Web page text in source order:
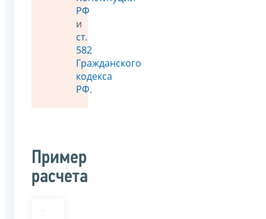
РФ
и
ст.
582
Гражданского
кодекса
РФ.
Пример
расчета